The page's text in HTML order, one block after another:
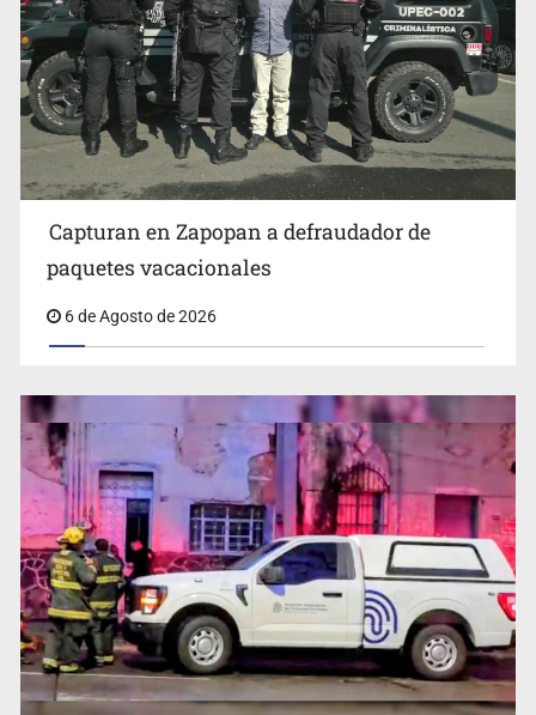
Fallece monseñor Carlos Garfias Merlos, arzobispo
emérito de Morelia
Detienen al exgobernador de Guerrero, Ángel Aguirre
Capturan en Zapopan a defraudador de
paquetes vacacionales
6 de Agosto de 2026